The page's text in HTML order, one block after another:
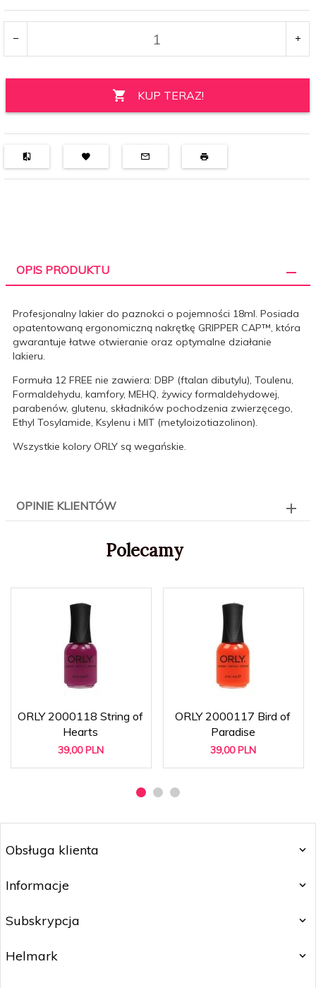
KUP TERAZ!
OPIS PRODUKTU
Profesjonalny lakier do paznokci o pojemności 18ml. Posiada
opatentowaną ergonomiczną nakrętkę GRIPPER CAP™, która
gwarantuje łatwe otwieranie oraz optymalne działanie
lakieru.
Formuła 12 FREE nie zawiera: DBP (ftalan dibutylu), Toulenu,
Formaldehydu, kamfory, MEHQ, żywicy formaldehydowej,
parabenów, glutenu, składników pochodzenia zwierzęcego,
Ethyl Tosylamide, Ksylenu i MIT (metyloizotiazolinon).
Wszystkie kolory ORLY są wegańskie.
OPINIE KLIENTÓW
Polecamy
ORLY 2000118 String of
Hearts
39,00 PLN
ORLY 2000117 Bird of
Paradise
39,00 PLN
Obsługa klienta
Informacje
Subskrypcja
Helmark